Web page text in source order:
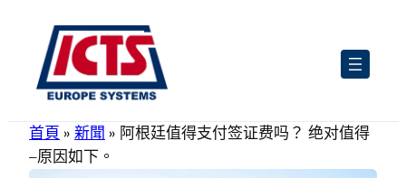
首頁 » 新聞 » 阿根廷值得支付签证费吗？ 绝对值得
–原因如下。